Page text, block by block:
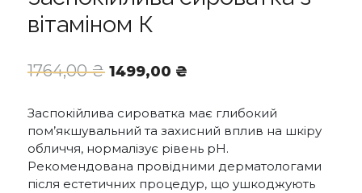
вітаміном К
1764,00₴ Оригінальна
1499,00 ₴
1499,00 ₴.
Заспокійлива сироватка має глибокий
пом’якшувальний та захисний вплив на шкіру
обличчя, нормалізує рівень pH.
Рекомендована провідними дерматологами
після естетичних процедур, що ушкоджують